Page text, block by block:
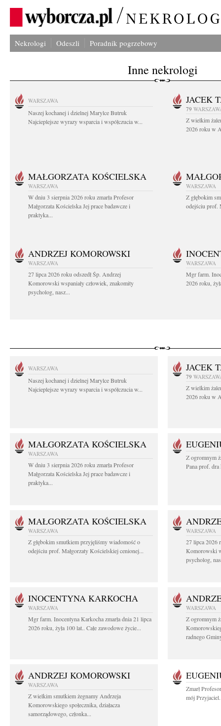
Nekrologi Odeszli Poradnik pogrzebowy
Inne nekrologi
WARSZAWA
Naszej kochanej i dzielnej Marylce Butruk
Najcieplejsze wyrazy wsparcia i współczucia w...
JACEK
79
Z wielkim
2026 roku w
MAŁGORZATA KOŚCIELSKA
WARSZAWA
W dniu 3 sierpnia 2026 roku zmarła Profesor
Małgorzata Kościelska Jej prace badawcze i
praktyka...
WARSZAWA
Z głębokim
odejściu prof.
ANDRZEJ KOMOROWSKI
WARSZAWA
27 lipca 2026 roku odszedł Śp. Andrzej
Komorowski wspaniały człowiek, znakomity
psycholog, nasz...
WARSZAWA
Mgr farm.
2026 roku,
WARSZAWA
Naszej kochanej i dzielnej Marylce Butruk
Najcieplejsze wyrazy wsparcia i współczucia w...
JACEK
79
Z wielkim
2026 roku w
MAŁGORZATA KOŚCIELSKA
WARSZAWA
W dniu 3 sierpnia 2026 roku zmarła Profesor
Małgorzata Kościelska Jej prace badawcze i
praktyka...
Z ogromnym
Pana prof. dra
MAŁGORZATA KOŚCIELSKA
WARSZAWA
Z głębokim smutkiem przyjęliśmy wiadomość o
odejściu prof. Małgorzaty Kościelskiej cenionej...
WARSZAWA
27 lipca 2026
Komorowski
psycholog,
INOCENTYNA KARKOCHA
WARSZAWA
Mgr farm. Inocentyna Karkocha zmarła dnia 21 lipca
2026 roku, żyła 100 lat.. Całe zawodowe życie...
WARSZAWA
Z ogromnym
radnego
ANDRZEJ KOMOROWSKI
WARSZAWA
Z wielkim smutkiem żegnamy Andrzeja
Komorowskiego społecznika, działacza
samorządowego, członka...
Zmarł
mój